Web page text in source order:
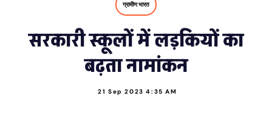
ग्रामीण भारत
सरकारी स्कूलों में लड़कियों का
बढ़ता नामांकन
21 Sep 2023 4:35 AM